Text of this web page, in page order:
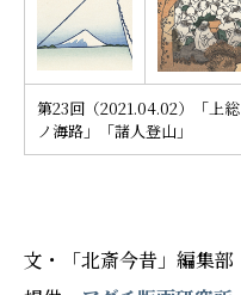
第23回（2021.04.02）「上総
ノ海路」「諸人登山」
文・「北斎今昔」編集部